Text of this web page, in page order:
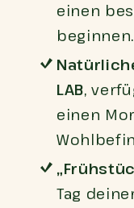
einen
beginnen.
LAB,
einen
Tag